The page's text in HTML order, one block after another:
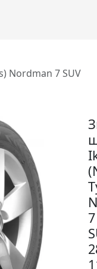
Nordman 7 SUV
7